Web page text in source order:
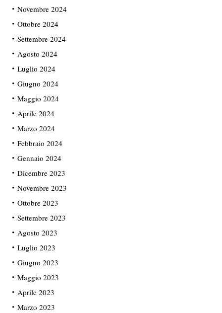
Novembre 2024
Ottobre 2024
Settembre 2024
Agosto 2024
Luglio 2024
Giugno 2024
Maggio 2024
Aprile 2024
Marzo 2024
Febbraio 2024
Gennaio 2024
Dicembre 2023
Novembre 2023
Ottobre 2023
Settembre 2023
Agosto 2023
Luglio 2023
Giugno 2023
Maggio 2023
Aprile 2023
Marzo 2023